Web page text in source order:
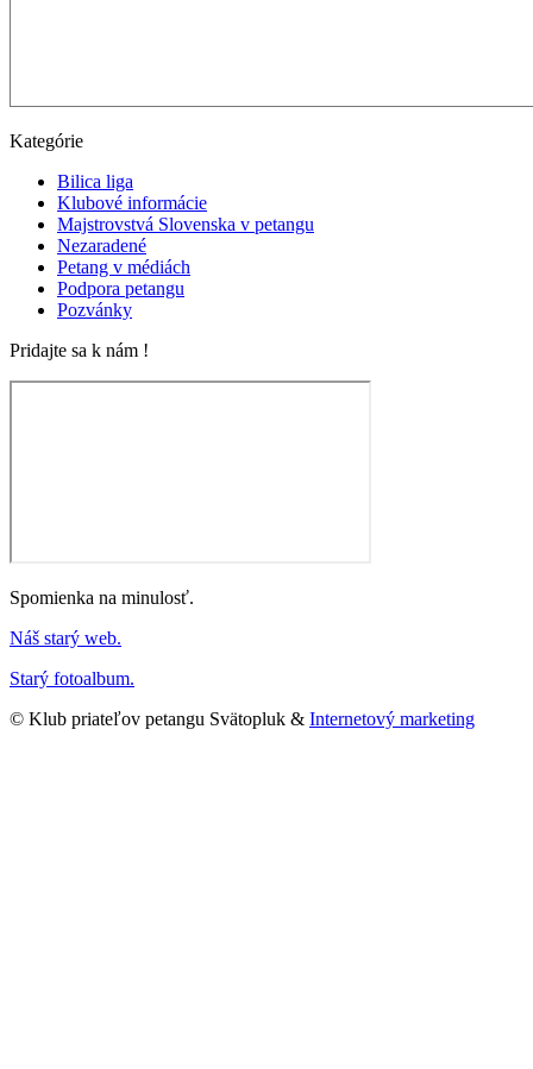
Kategórie
Bilica liga
Klubové informácie
Majstrovstvá Slovenska v petangu
Nezaradené
Petang v médiách
Podpora petangu
Pozvánky
Pridajte sa k nám !
Spomienka na minulosť.
Náš starý web.
Starý fotoalbum.
© Klub priateľov petangu Svätopluk & Internetový marketing